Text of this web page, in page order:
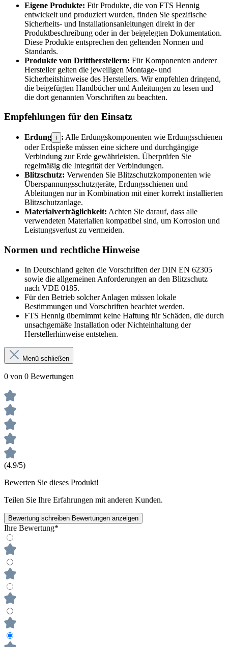
Eigene Produkte: Für Produkte, die von FTS Hennig
entwickelt und produziert wurden, finden Sie spezifische
Sicherheits- und Installationsanleitungen direkt in der
Produktbeschreibung oder in der beigelegten Dokumentation.
Diese Produkte entsprechen den geltenden Normen und
Standards.
Produkte von Drittherstellern: Für Komponenten anderer
Hersteller gelten die jeweiligen Montage- und
Sicherheitshinweise des Herstellers. Wir empfehlen dringend,
die beigefügten Handbücher und Anleitungen zu lesen und
die dort genannten Vorschriften zu beachten.
Empfehlungen für den Einsatz
Erdung i : Alle Erdungskomponenten wie Erdungsschienen
oder Erdspieße müssen eine sichere und durchgängige
Verbindung zur Erde gewährleisten. Überprüfen Sie
regelmäßig die Integrität der Verbindungen.
Blitzschutz: Verwenden Sie Blitzschutzkomponenten wie
Überspannungsschutzgeräte, Erdungsschienen und
Ableitungen nur in Kombination mit einer korrekt installierten
Blitzschutzanlage.
Materialverträglichkeit: Achten Sie darauf, dass alle
verwendeten Materialien kompatibel sind, um Korrosion und
Leistungsverlust zu vermeiden.
Normen und rechtliche Hinweise
In Deutschland gelten die Vorschriften der DIN EN 62305
sowie die allgemeinen Anforderungen an den Blitzschutz
nach VDE 0185.
Für den Betrieb solcher Anlagen müssen lokale
Bestimmungen und Vorschriften beachtet werden.
FTS Hennig übernimmt keine Haftung für Schäden, die durch
unsachgemäße Installation oder Nichteinhaltung der
Herstellerhinweise entstehen.
Menü schließen
0 von 0 Bewertungen
(4.9/5)
Bewerten Sie dieses Produkt!
Teilen Sie Ihre Erfahrungen mit anderen Kunden.
Bewertung schreiben Bewertungen anzeigen
Ihre Bewertung*